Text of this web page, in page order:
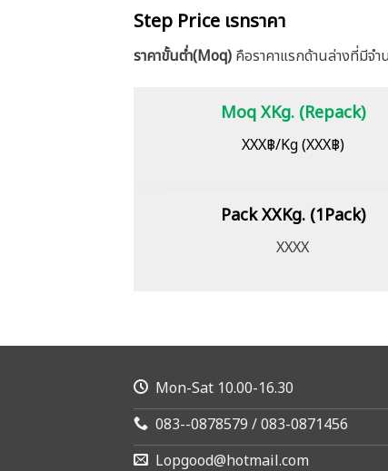
Step Price เรทราคา
ราคาขั้นต่ำ(Moq) คือราคาแรกด้านล่างที่มีจ
Moq XKg. (Repack)
XXX฿/Kg (XXX฿)
Pack XXKg. (1Pack)
XXXX
Mon-Sat 10.00-16.30
083--0878579 / 083-0871456
Lopgood@hotmail.com